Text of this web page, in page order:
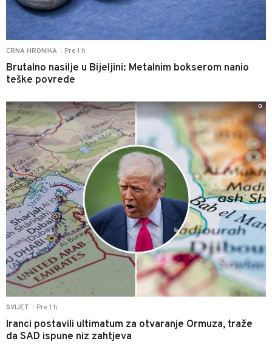
CRNA HRONIKA Pre 1 h
Brutalno nasilje u Bijeljini: Metalnim bokserom nanio
teške povrede
SVIJET Pre 1 h
Iranci postavili ultimatum za otvaranje Ormuza, traže
da SAD ispune niz zahtjeva
0